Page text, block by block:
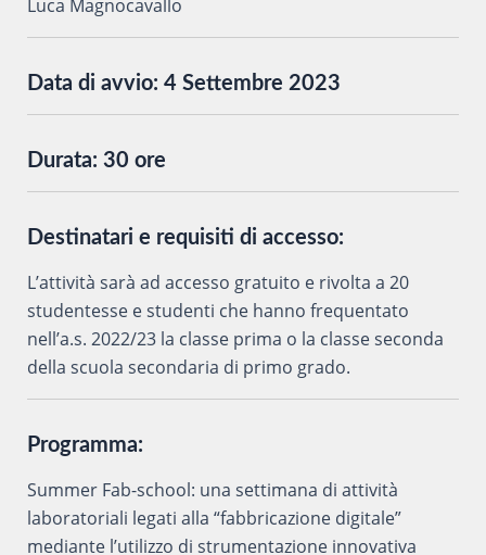
Luca Magnocavallo
Data di avvio: 4 Settembre 2023
Durata: 30 ore
Destinatari e requisiti di accesso:
L’attività sarà ad accesso gratuito e rivolta a 20
studentesse e studenti che hanno frequentato
nell’a.s. 2022/23 la classe prima o la classe seconda
della scuola secondaria di primo grado.
Programma:
Summer Fab-school: una settimana di attività
laboratoriali legati alla “fabbricazione digitale”
mediante l’utilizzo di strumentazione innovativa